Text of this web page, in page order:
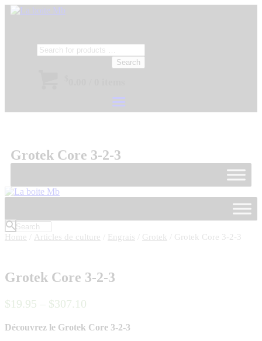
Search
Grotek Core 3-2-3
Home Articles de culture Engrais Grotek / Grotek Core 3-2-3
Grotek Core 3-2-3
$ 19.95 – $307. 10
Découvrez le Grotek Core 3-2-3